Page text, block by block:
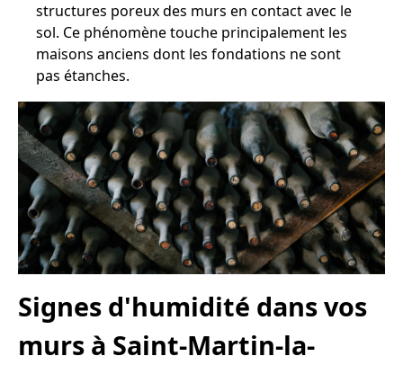
structures poreux des murs en contact avec le
sol. Ce phénomène touche principalement les
maisons anciens dont les fondations ne sont
pas étanches.
Signes d'humidité dans vos
murs à Saint-Martin-la-